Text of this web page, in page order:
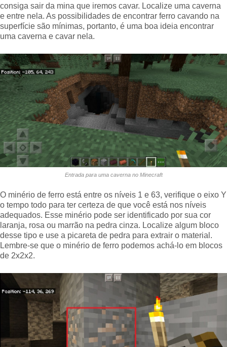
consiga sair da mina que iremos cavar. Localize uma caverna
e entre nela. As possibilidades de encontrar ferro cavando na
superfície são mínimas, portanto, é uma boa ideia encontrar
uma caverna e cavar nela.
Entrada para uma caverna no Minecraft
O minério de ferro está entre os níveis 1 e 63, verifique o eixo Y
o tempo todo para ter certeza de que você está nos níveis
adequados. Esse minério pode ser identificado por sua cor
laranja, rosa ou marrão na pedra cinza. Localize algum bloco
desse tipo e use a picareta de pedra para extrair o material.
Lembre-se que o minério de ferro podemos achá-lo em blocos
de 2x2x2.